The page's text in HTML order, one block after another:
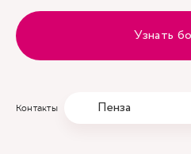
Узнать
Контакты Пенза